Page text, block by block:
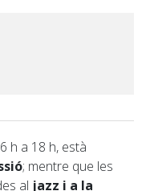
h a 18 h, està
; mentre que les
al jazz i a la